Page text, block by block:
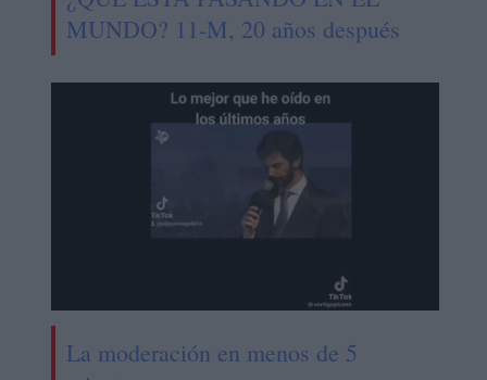
MUNDO? 11-M, 20 años después
La moderación en menos de 5